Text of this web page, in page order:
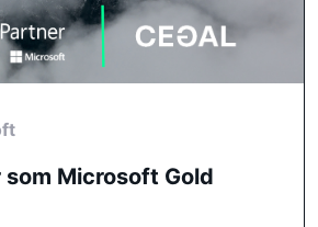
Microsoft Gold